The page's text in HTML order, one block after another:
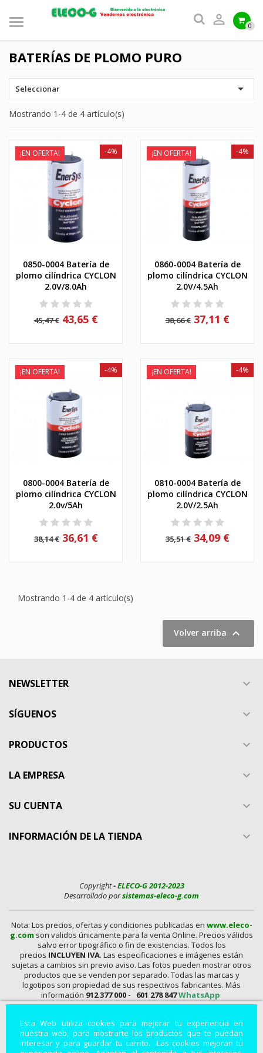
Esta Web utiliza cookies para mejorar tu experiencia en
nuestra web, para mostrarte los productos que te puedan
interesar y para guardar tu carrito. Las cookies mejoran tu
 0
BATERÍAS DE PLOMO PURO
Seleccionar 
Mostrando 1-4 de 4 artículo(s)
¡EN OFERTA!
0850-0004 Batería de
plomo cilíndrica CYCLON
2.0V/8.0Ah
45,47 €
-4%
43,65 €
¡EN OFERTA!
0860-0004 Batería de
plomo cilíndrica CYCLON
2.0V/4.5Ah
38,66 €
-4%
37,11 €
¡EN OFERTA!
0800-0004 Batería de
plomo cilíndrica CYCLON
2.0v/5Ah
38,14 €
-4%
36,61 €
¡EN OFERTA!
0810-0004 Batería de
plomo cilíndrica CYCLON
2.0V/2.5Ah
35,51 €
-4%
34,09 €
Mostrando 1-4 de 4 artículo(s)
Volver arriba 
NEWSLETTER 
SÍGUENOS 
PRODUCTOS 
LA EMPRESA 
SU CUENTA 
INFORMACIÓN DE LA TIENDA 
Copyright-ELECO-G 2012-2023
Desarrollado porsistemas-eleco-g.com
Nota: Los precios, ofertas y condiciones publicadas en www.eleco-
g.com son validos únicamente para la venta Online. Precios válidos
salvo error tipográfico o fin de existencias. Todos los
precios INCLUYEN IVA. Las especificaciones e imágenes están
sujetas a cambios sin previo aviso. Las fotos pueden mostrar otros
productos que se venden por separado. Todas las marcas y
logotipos son propiedad de sus respectivos fabricantes. Más
información 912 377 000 - 601 278 847WhatsApp
Distancia, Conexiones, alimentadores, Baterías, Pilas,
Aparatos de Medida, Soldadores, Hdmi, Tester, Cargadores,
Componentes, Fuentes de Alimentación, Teléfonos,